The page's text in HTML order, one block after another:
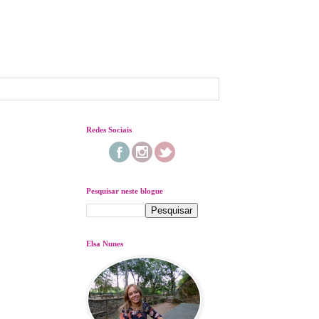
Redes Sociais
Pesquisar neste blogue
Elsa Nunes